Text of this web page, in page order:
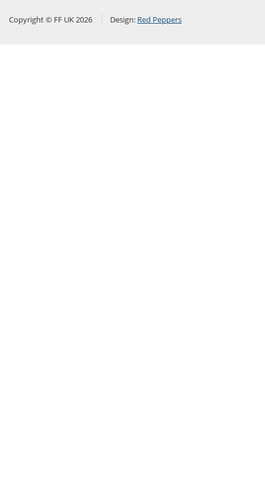
Copyright © FF UK 2026 Design: Red Peppers